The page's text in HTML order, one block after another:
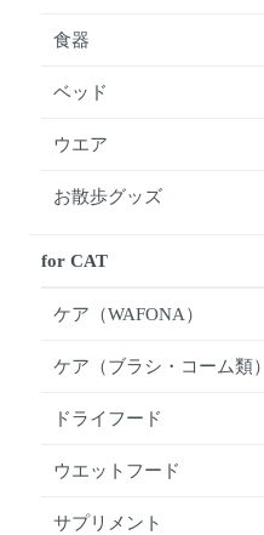
食器
ベッド
ウエア
お散歩グッズ
for CAT
ケア（WAFONA）
ケア（ブラシ・コーム類）
ドライフード
ウエットフード
サプリメント